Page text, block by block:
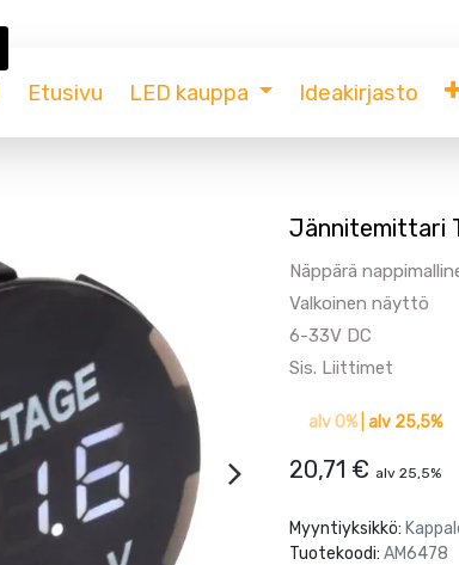
Etusivu LED kauppa Ideakirjasto
Jännitemittari
Näppärä
Valkoinen näyttö
6-33V DC
Sis. Liittimet
alv 0%| alv 25,5%
20,71 € alv 25,5%
Myyntiyksikkö:
Tuotekoodi: AM6478